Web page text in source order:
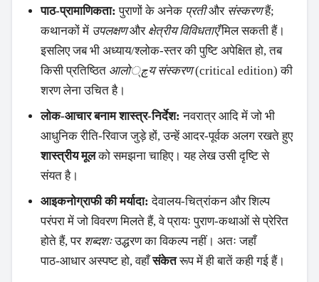
पाठ‑प्रामाणिकता: पुराणों के अनेक प्रतीऔर संस्करणहैं;
कथानकों में उपलक्षणऔर क्षेत्रीय विविधताएँमिल सकती हैं।
इसलिए जब भी अध्याय/श्लोक‑स्तर की पुष्टि अपेक्षित हो, तब
किसी प्रतिष्ठित
आलोچ्य संस्करण(critical edition) की
शरण लेना उचित है।
लोक‑आचार बनाम शास्त्र‑निर्देश: नवरात्र आदि में जो भी
आधुनिक रीति‑रिवाज जुड़े हों, उन्हें आदर‑पूर्वक अलग रखते हुए
शास्त्रीय मूलको समझना चाहिए। यह लेख उसी दृष्टि से
संयत है।
आइकनोग्राफी की मर्यादा: देवालय‑चित्रांकन और शिल्प
परंपरा में जो विवरण मिलते हैं, वे प्रायः पुराण‑कथाओं से प्रेरित
होते हैं, पर शब्दशःउद्धरण का विकल्प नहीं। अतः जहाँ
पाठ‑आधार अस्पष्ट हो, वहाँसंकेतरूप में ही बातें कही गई हैं।